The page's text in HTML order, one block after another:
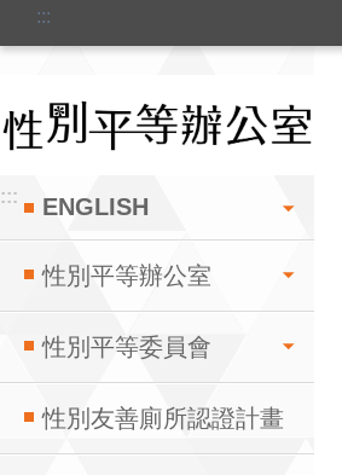
跳到主要內容區塊
:::
::: ENGLISH
性別平等辦公室
性別平等委員會
性別友善廁所認證計畫